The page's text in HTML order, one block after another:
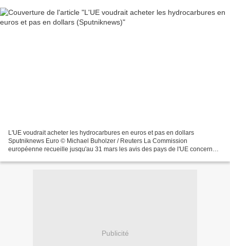
L'UE voudrait acheter les hydrocarbures en euros et pas en dollars
Sputniknews Euro © Michael Buholzer / Reuters La Commission
européenne recueille jusqu'au 31 mars les avis des pays de l'UE concernant
Publicité